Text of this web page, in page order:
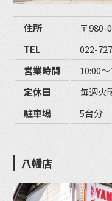
住所
〒980-
TEL
022-
営業時間
10:00
定休日
毎週火
駐車場
5台分
八幡店